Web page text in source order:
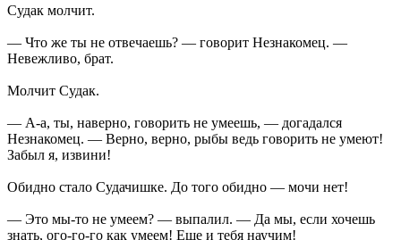
Судак молчит.
— Что же ты не отвечаешь? — говорит Незнакомец. —
Невежливо, брат.
Молчит Судак.
— А-а, ты, наверно, говорить не умеешь, — догадался
Незнакомец. — Верно, верно, рыбы ведь говорить не умеют!
Забыл я, извини!
Обидно стало Судачишке. До того обидно — мочи нет!
— Это мы-то не умеем? — выпалил. — Да мы, если хочешь
знать, ого-го-го как умеем! Еще и тебя научим!